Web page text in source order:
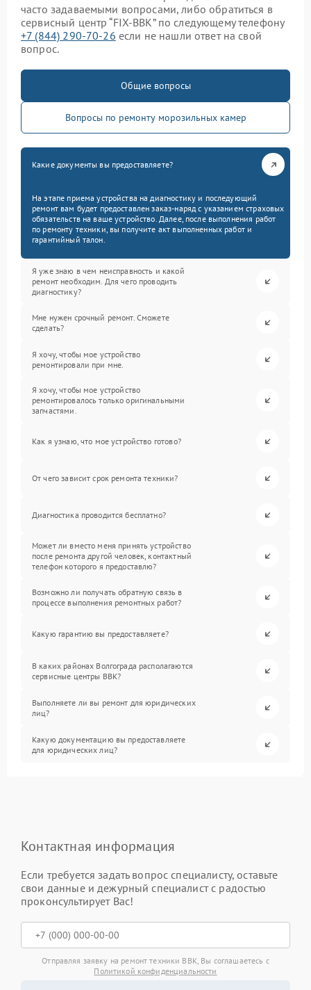
часто задаваемыми вопросами, либо обратиться в
сервисный центр “FIX-BBK” по следующему телефону
+7 (844) 290-70-26 если не нашли ответ на свой
вопрос.
Общие вопросы
Вопросы по ремонту морозильных камер
Какие документы вы предоставляете?
На этапе приема устройства на диагностику и последующий
ремонт вам будет предоставлен заказ-наряд с указанием страховых
обязательств на ваше устройство. Далее, после выполнения работ
по ремонту техники, вы получите акт выполненных работ и
гарантийный талон.
Я уже знаю в чем неисправность и какой
ремонт необходим. Для чего проводить
диагностику?
Мне нужен срочный ремонт. Сможете
сделать?
Я хочу, чтобы мое устройство
ремонтировали при мне.
Я хочу, чтобы мое устройство
ремонтировалось только оригинальными
запчастями.
Как я узнаю, что мое устройство готово?
От чего зависит срок ремонта техники?
Диагностика проводится бесплатно?
Может ли вместо меня принять устройство
после ремонта другой человек, контактный
телефон которого я предоставлю?
Возможно ли получать обратную связь в
процессе выполнения ремонтных работ?
Какую гарантию вы предоставляете?
В каких районах Волгограда располагаются
сервисные центры BBK?
Выполняете ли вы ремонт для юридических
лиц?
Какую документацию вы предоставляете
для юридических лиц?
Контактная информация
Если требуется задать вопрос специалисту, оставьте
свои данные и дежурный специалист с радостью
проконсультирует Вас!
Отправляя заявку на ремонт техники BBK, Вы соглашаетесь с
Политикой конфиденциальности